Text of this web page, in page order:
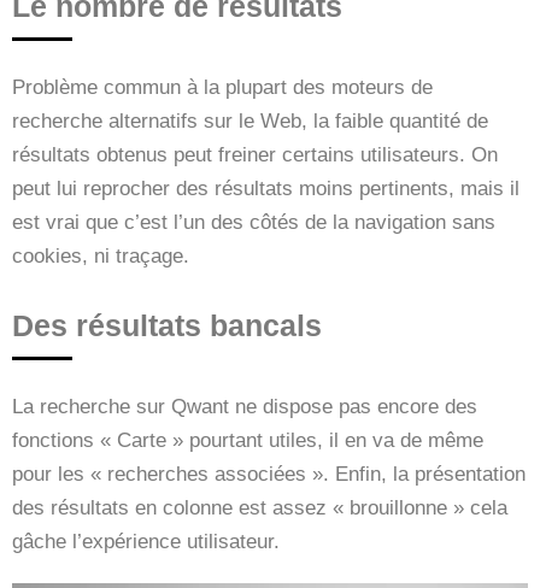
Problème commun à la plupart des moteurs de
recherche alternatifs sur le Web, la faible quantité de
résultats obtenus peut freiner certains utilisateurs. On
peut lui reprocher des résultats moins pertinents, mais il
est vrai que c’est l’un des côtés de la navigation sans
cookies, ni traçage.
Des résultats bancals
La recherche sur Qwant ne dispose pas encore des
fonctions « Carte » pourtant utiles, il en va de même
pour les « recherches associées ». Enfin, la présentation
des résultats en colonne est assez « brouillonne » cela
gâche l’expérience utilisateur.